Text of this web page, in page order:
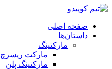
صفحه اصلی
داستان‌ها
مارکتینگ
مارکت ریسرچ
مارکتینگ پلن